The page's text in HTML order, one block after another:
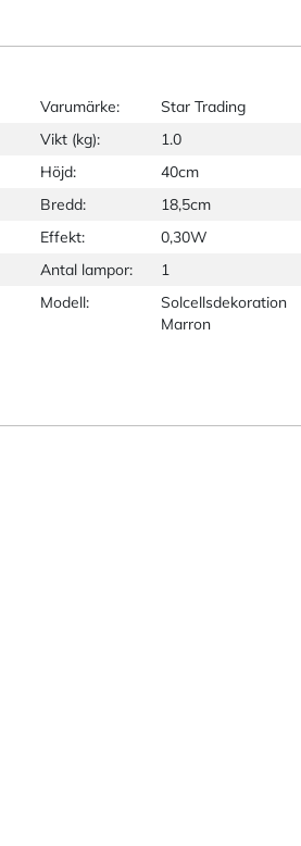
Varumärke:
Star Trading
Vikt (kg):
1.0
Höjd:
40cm
Bredd:
18,5cm
Effekt:
0,30W
Antal lampor:
1
Modell:
Solcellsdekoration
Marron